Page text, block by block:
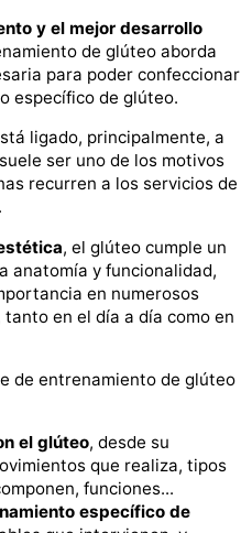
y el mejor desarrollo
de glúteo aborda
para poder confeccionar
específico de glúteo.
ligado, principalmente, a
ser uno de los motivos
recurren a los servicios de
, el glúteo cumple un
anatomía y funcionalidad,
en numerosos
en el día a día como en
de entrenamiento de glúteo
el glúteo, desde su
que realiza, tipos
funciones...
específico de